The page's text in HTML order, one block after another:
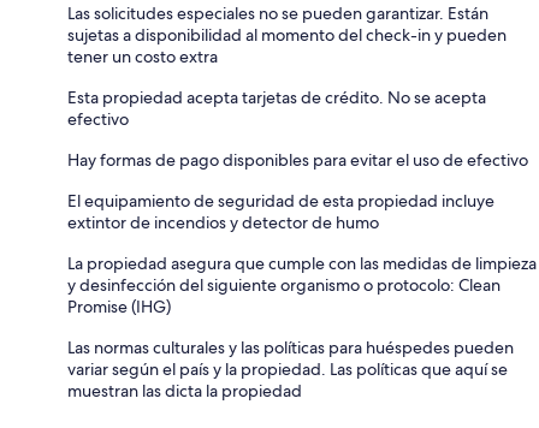
Las solicitudes especiales no se pueden garantizar. Están
sujetas a disponibilidad al momento del check-in y pueden
tener un costo extra
Esta propiedad acepta tarjetas de crédito. No se acepta
efectivo
Hay formas de pago disponibles para evitar el uso de efectivo
El equipamiento de seguridad de esta propiedad incluye
extintor de incendios y detector de humo
La propiedad asegura que cumple con las medidas de limpieza
y desinfección del siguiente organismo o protocolo: Clean
Promise (IHG)
Las normas culturales y las políticas para huéspedes pueden
variar según el país y la propiedad. Las políticas que aquí se
muestran las dicta la propiedad